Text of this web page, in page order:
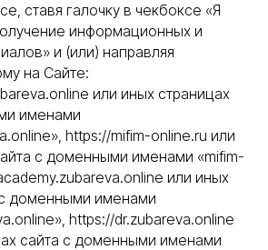
ставя галочку в чекбоксе «Я
информационных и
и (или) направляя
на Сайте:
или иных страницах
именами
https://mifim-online.ru или
с доменными именами «mifim-
или иных
доменными именами
https://dr.zubareva.online
сайта с доменными именами